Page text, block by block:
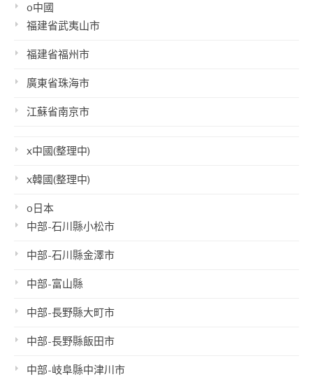
o中國
福建省武夷山市
福建省福州市
廣東省珠海市
江蘇省南京市
x中國(整理中)
x韓國(整理中)
o日本
中部-石川縣小松市
中部-石川縣金澤市
中部-富山縣
中部-長野縣大町市
中部-長野縣飯田市
中部-岐阜縣中津川市